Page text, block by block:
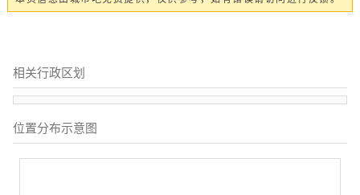
相关行政区划
位置分布示意图